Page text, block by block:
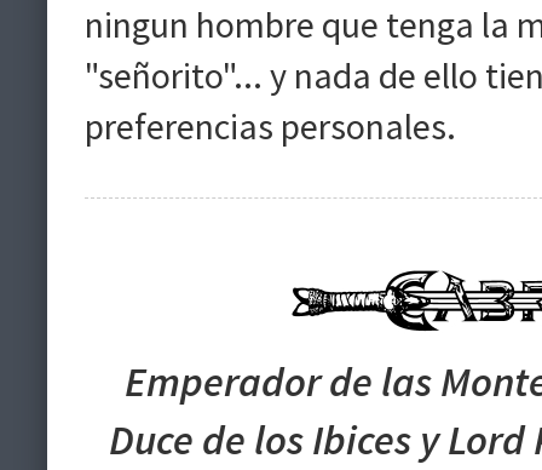
ningun hombre que tenga la
"señorito"... y nada de ello
preferencias personales.
Emperador de las
Duce de los Ibices y